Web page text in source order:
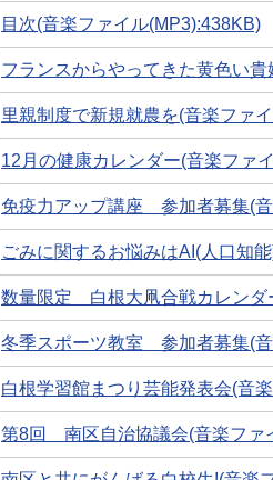
目次(音楽ファイル(MP3):438KB)
フランスからやってきた黄色い
里親制度で新規就農を(音楽ファ
12月の健康カレンダー(音楽ファ
免疫力アップ講座 参加者募集(
ごみに関するお悩みはAI(人口知
数量限定 白根大凧合戦カレン
冬季スポーツ教室 参加者募集(
白根学習館まつり芸能発表会(音
第8回 南区自治協議会(音楽ファ